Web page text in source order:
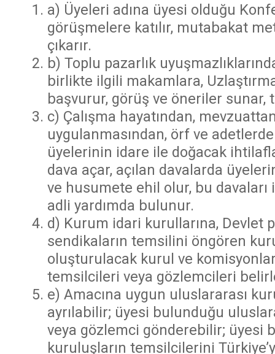
a) Üyeleri adına üyesi olduğu
görüşmelere katılır, mutabakat
çıkarır.
b) Toplu pazarlık
birlikte ilgili makamlara,
başvurur, görüş ve öneriler sunar,
c) Çalışma hayatından,
uygulanmasından, örf ve
üyelerinin idare ile doğacak
dava açar, açılan davalarda
ve husumete ehil olur, bu davaları
adli yardımda bulunur.
d) Kurum idari kurullarına, Devlet
sendikaların temsilini öngören
oluşturulacak kurul ve
temsilcileri veya gözlemcileri
e) Amacına uygun uluslararası
ayrılabilir; üyesi bulunduğu
veya gözlemci gönderebilir; üyesi
kuruluşların temsilcilerini